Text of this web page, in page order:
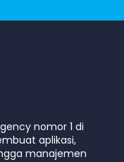
nomor 1 di
aplikasi,
manajemen